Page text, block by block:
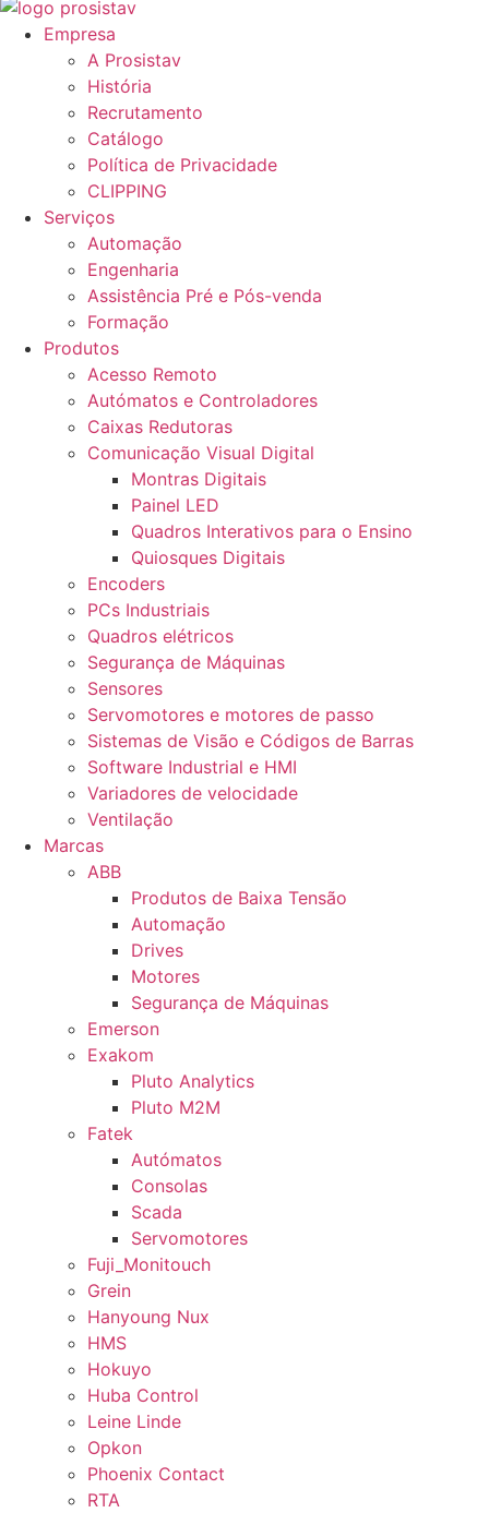
Empresa
A Prosistav
História
Recrutamento
Catálogo
Política de Privacidade
CLIPPING
Serviços
Automação
Engenharia
Assistência Pré e Pós-venda
Formação
Produtos
Acesso Remoto
Autómatos e Controladores
Caixas Redutoras
Comunicação Visual Digital
Montras Digitais
Painel LED
Quadros Interativos para o Ensino
Quiosques Digitais
Encoders
PCs Industriais
Quadros elétricos
Segurança de Máquinas
Sensores
Servomotores e motores de passo
Sistemas de Visão e Códigos de Barras
Software Industrial e HMI
Variadores de velocidade
Ventilação
Marcas
ABB
Produtos de Baixa Tensão
Automação
Drives
Motores
Segurança de Máquinas
Emerson
Exakom
Pluto Analytics
Pluto M2M
Fatek
Autómatos
Consolas
Scada
Servomotores
Fuji_Monitouch
Grein
Hanyoung Nux
HMS
Hokuyo
Huba Control
Leine Linde
Opkon
Phoenix Contact
RTA